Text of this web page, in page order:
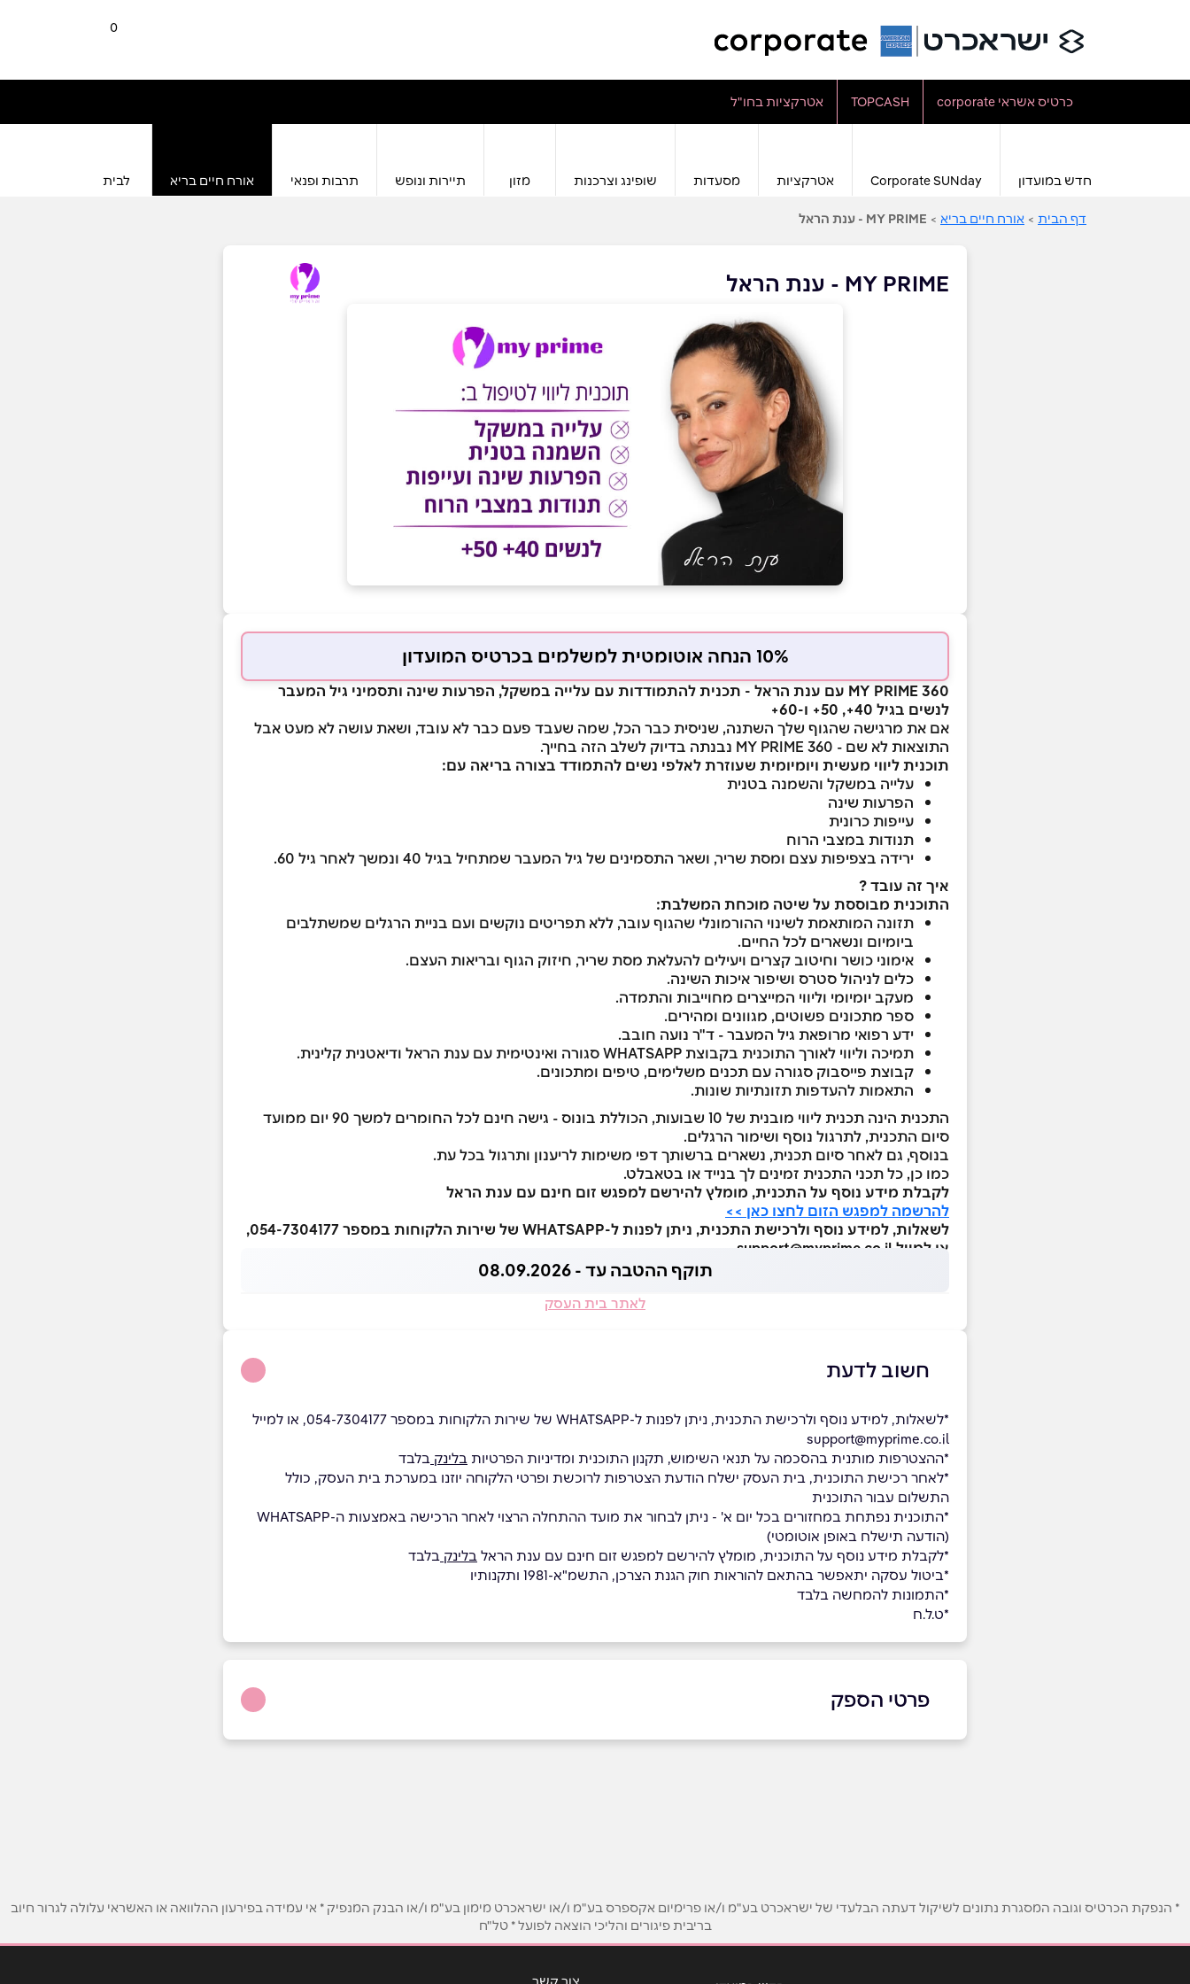
0
כרטיס אשראי corporate TOPCASH אטרקציות בחו"ל
חדש במועדון Corporate SUNday אטרקציות מסעדות שופינג וצרכנות מזון תיירות ונופש תרבות ופנאי אורח חיים בריא לבית
דף הבית > אורח חיים בריא > MY PRIME - ענת הראל
MY PRIME - ענת הראל
10% הנחה אוטומטית למשלמים בכרטיס המועדון
MY PRIME 360 עם ענת הראל - תכנית להתמודדות עם עלייה במשקל, הפרעות שינה ותסמיני גיל המעבר
לנשים בגיל 40+, 50+ ו-60+
אם את מרגישה שהגוף שלך השתנה, שניסית כבר הכל, שמה שעבד פעם כבר לא עובד, ושאת עושה לא מעט אבל
התוצאות לא שם - MY PRIME 360 נבנתה בדיוק לשלב הזה בחייך.
תוכנית ליווי מעשית ויומיומית שעוזרת לאלפי נשים להתמודד בצורה בריאה עם:
עלייה במשקל והשמנה בטנית
הפרעות שינה
עייפות כרונית
תנודות במצבי הרוח
ירידה בצפיפות עצם ומסת שריר, ושאר התסמינים של גיל המעבר שמתחיל בגיל 40 ונמשך לאחר גיל 60.
איך זה עובד ?
התוכנית מבוססת על שיטה מוכחת המשלבת:
תזונה המותאמת לשינוי ההורמונלי שהגוף עובר, ללא תפריטים נוקשים ועם בניית הרגלים שמשתלבים
ביומיום ונשארים לכל החיים.
אימוני כושר וחיטוב קצרים ויעילים להעלאת מסת שריר, חיזוק הגוף ובריאות העצם.
כלים לניהול סטרס ושיפור איכות השינה.
מעקב יומיומי וליווי המייצרים מחוייבות והתמדה.
ספר מתכונים פשוטים, מגוונים ומהירים.
ידע רפואי מרופאת גיל המעבר - ד"ר נועה חובב.
תמיכה וליווי לאורך התוכנית בקבוצת WHATSAPP סגורה ואינטימית עם ענת הראל ודיאטנית קלינית.
קבוצת פייסבוק סגורה עם תכנים משלימים, טיפים ומתכונים.
התאמות להעדפות תזונתיות שונות.
התכנית הינה תכנית ליווי מובנית של 10 שבועות, הכוללת בונוס - גישה חינם לכל החומרים למשך 90 יום ממועד
סיום התכנית, לתרגול נוסף ושימור הרגלים.
בנוסף, גם לאחר סיום תכנית, נשארים ברשותך דפי משימות לריענון ותרגול בכל עת.
כמו כן, כל תכני התכנית זמינים לך בנייד או בטאבלט.
לקבלת מידע נוסף על התכנית, מומלץ להירשם למפגש זום חינם עם ענת הראל
להרשמה למפגש הזום לחצו כאן >>
לשאלות, למידע נוסף ולרכישת התכנית, ניתן לפנות ל-WHATSAPP של שירות הלקוחות במספר 054-7304177,
או למייל support@myprime.co.il
תוקף ההטבה עד - 08.09.2026
לאתר בית העסק
חשוב לדעת
*לשאלות, למידע נוסף ולרכישת התכנית, ניתן לפנות ל-WHATSAPP של שירות הלקוחות במספר 054-7304177, או למייל
support@myprime.co.il
*ההצטרפות מותנית בהסכמה על תנאי השימוש, תקנון התוכנית ומדיניות הפרטיות בלינק בלבד
*לאחר רכישת התוכנית, בית העסק ישלח הודעת הצטרפות לרוכשת ופרטי הלקוחה יוזנו במערכת בית העסק, כולל
התשלום עבור התוכנית
*התוכנית נפתחת במחזורים בכל יום א' - ניתן לבחור את מועד ההתחלה הרצוי לאחר הרכישה באמצעות ה-WHATSAPP
ׁ(הודעה תישלח באופן אוטומטי)
*לקבלת מידע נוסף על התוכנית, מומלץ להירשם למפגש זום חינם עם ענת הראל בלינק בלבד
*ביטול עסקה יתאפשר בהתאם להוראות חוק הגנת הצרכן, התשמ"א-1981 ותקנותיו
*התמונות להמחשה בלבד
*ט.ל.ח
פרטי הספק
טלפון* אימייל*
* הנפקת הכרטיס וגובה המסגרת נתונים לשיקול דעתה הבלעדי של ישראכרט בע"מ ו/או פרימיום אקספרס בע"מ ו/או ישראכרט מימון בע"מ ו/או הבנק המנפיק * אי עמידה בפירעון ההלוואה או האשראי עלולה לגרור חיוב
בריבית פיגורים והליכי הוצאה לפועל * טל"ח